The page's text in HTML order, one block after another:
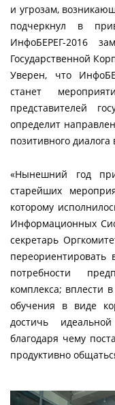
и угрозам,
подчеркнул в
ИнфоБЕРЕГ-2016
Государственной
Уверен, что
станет
представителей
определит
позитивного
«Нынешний год
старейших
которому
Информационных
секретарь
потребности
комплекса; вплести
обучения в виде
достичь
благодаря чему
продуктивно